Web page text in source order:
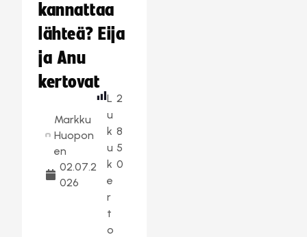
kannattaa
lähteä? Eija
ja Anu
kertovat
Markku
Huopon
en
02.07.2
026
L
u
k
u
k
e
r
t
o
2
8
5
0